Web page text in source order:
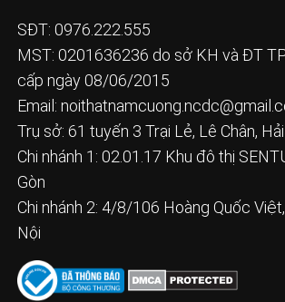
SĐT: 0976.222.555
MST: 0201636236 do sở KH và ĐT
cấp ngày 08/06/2015
Email:
Trụ sở: 61 tuyến 3 Trại Lẻ, Lê Chân,
Chi nhánh 1: 02.01.17 Khu đô thị
Gòn
Chi nhánh 2: 4/8/106 Hoàng Quốc Việt,
Nội